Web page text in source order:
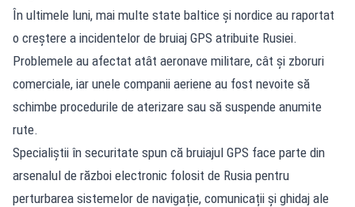
În ultimele luni, mai multe state baltice și nordice au raportat
o creștere a incidentelor de bruiaj GPS atribuite Rusiei.
Problemele au afectat atât aeronave militare, cât și zboruri
comerciale, iar unele companii aeriene au fost nevoite să
schimbe procedurile de aterizare sau să suspende anumite
rute.
Specialiștii în securitate spun că bruiajul GPS face parte din
arsenalul de război electronic folosit de Rusia pentru
perturbarea sistemelor de navigație, comunicații și ghidaj ale